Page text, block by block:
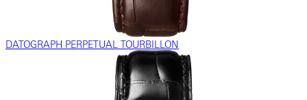
DATOGRAPH PERPETUAL TOURBILLON